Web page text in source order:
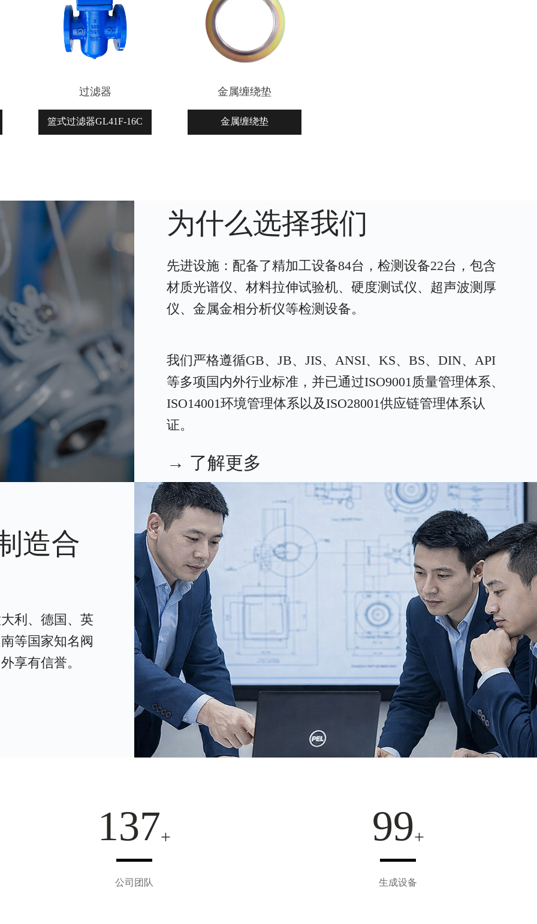
过滤器
篮式过滤器GL41F-16C
金属缠绕垫
金属缠绕垫
为什么选择我们
先进设施：配备了精加工设备84台，检测设备22台，包含
材质光谱仪、材料拉伸试验机、硬度测试仪、超声波测厚
仪、金属金相分析仪等检测设备。
我们严格遵循GB、JB、JIS、ANSI、KS、BS、DIN、API
等多项国内外行业标准，并已通过ISO9001质量管理体系、
ISO14001环境管理体系以及ISO28001供应链管理体系认
证。
→ 了解更多
造合
利、德国、英
等国家知名阀
享有信誉。
153
公司团队
110
生成设备